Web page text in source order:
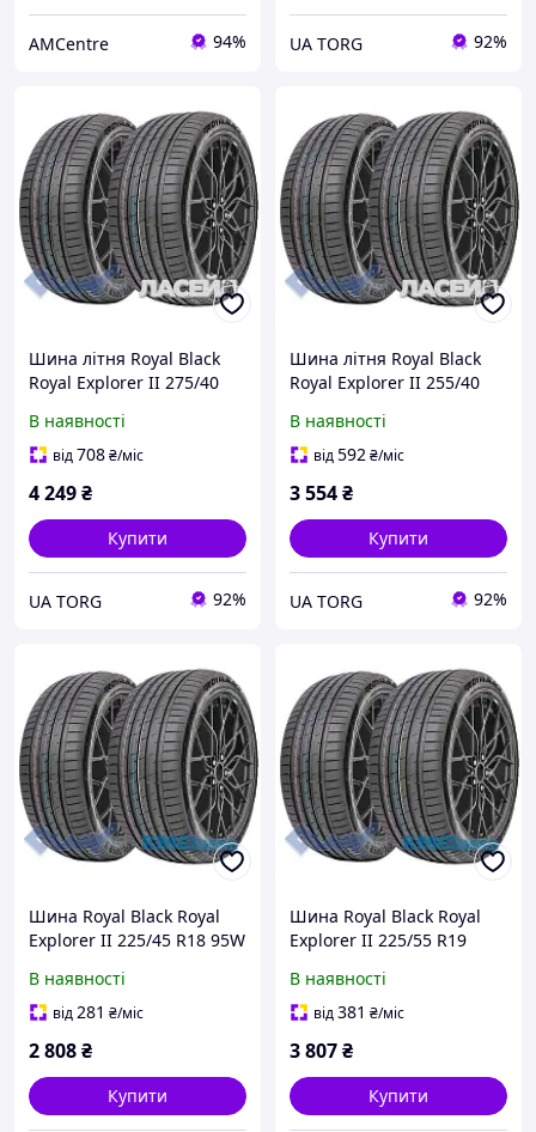
AMCentre 94% UA TORG 92%
Шина літня Royal Black
Royal Explorer II 275/40
В наявності
від708₴/міс
4 249₴
Купити
UA TORG 92%
Шина літня Royal Black
Royal Explorer II 255/40
В наявності
від592₴/міс
3 554₴
Купити
UA TORG 92%
Шина Royal Black Royal
Explorer II 225/45 R18 95W
В наявності
від281 ₴/міс
2 808₴
Купити
Шина Royal Black Royal
Explorer II 225/55 R19
В наявності
від381 ₴/міс
3 807₴
Купити